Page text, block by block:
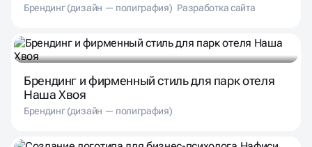
Брендинг (дизайн — полиграфия) Разработка сайта
Брендинг и фирменный стиль для парк отеля
Наша Хвоя
Брендинг (дизайн — полиграфия)